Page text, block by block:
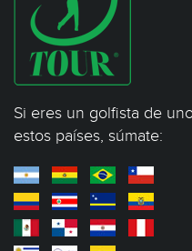
Si eres un golfista de
estos países, súmate: